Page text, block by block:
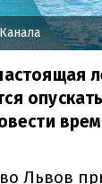
Львов